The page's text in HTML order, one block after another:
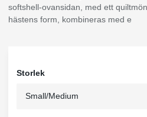
softshell-ovansidan, med ett
hästens form, kombineras med e
Storlek